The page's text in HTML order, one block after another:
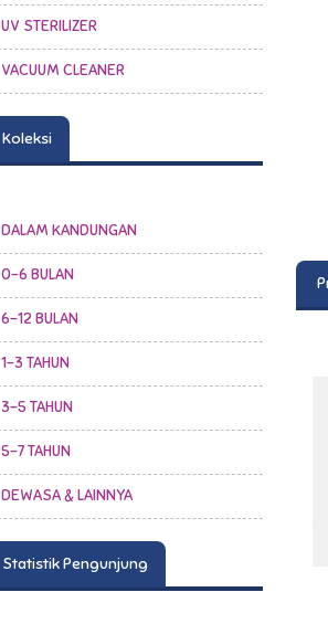
UV STERILIZER
VACUUM CLEANER
Koleksi
DALAM KANDUNGAN
0-6 BULAN
6-12 BULAN
1-3 TAHUN
3-5 TAHUN
5-7 TAHUN
DEWASA & LAINNYA
Statistik Pengunjung